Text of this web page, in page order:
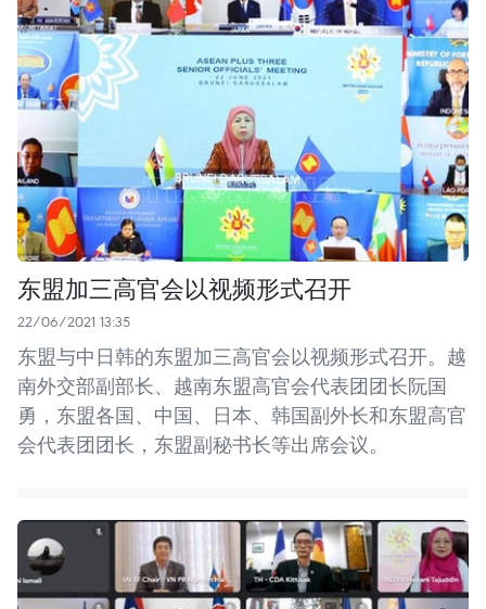
东盟加三高官会以视频形式召开
22/06/2021 13:35
东盟与中日韩的东盟加三高官会以视频形式召开。越
南外交部副部长、越南东盟高官会代表团团长阮国
勇，东盟各国、中国、日本、韩国副外长和东盟高官
会代表团团长，东盟副秘书长等出席会议。